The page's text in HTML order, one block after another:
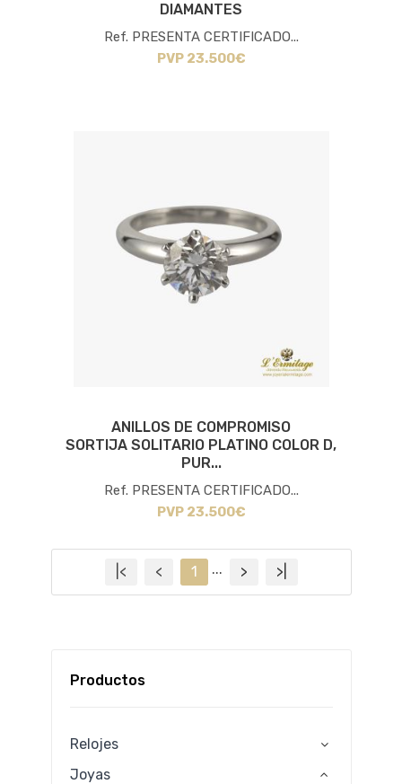
Productos
Relojes
Joyas
DIAMANTES
Ref. PRESENTA CERTIFICADO...
PVP 23.500€
ANILLOS DE COMPROMISO
SORTIJA SOLITARIO PLATINO COLOR D,
PUR...
Ref. PRESENTA CERTIFICADO...
PVP 23.500€
|< < 1 ... > >|